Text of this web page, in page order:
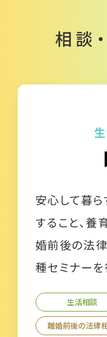
相談
安心して暮
すること、
婚前後の法
種セミナーを
生活相談
離婚前後の法律